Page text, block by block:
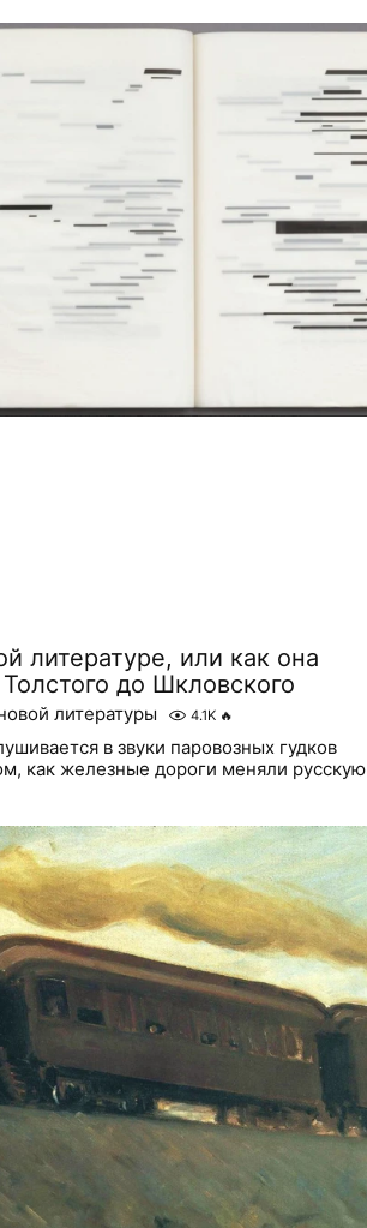
литературе, или как она
до Шкловского
литературы 4.1K 🔥
в звуки паровозных гудков
как железные дороги меняли русскую